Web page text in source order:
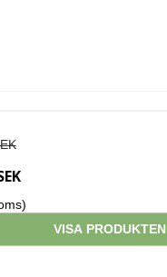
VISA PRODUKTEN